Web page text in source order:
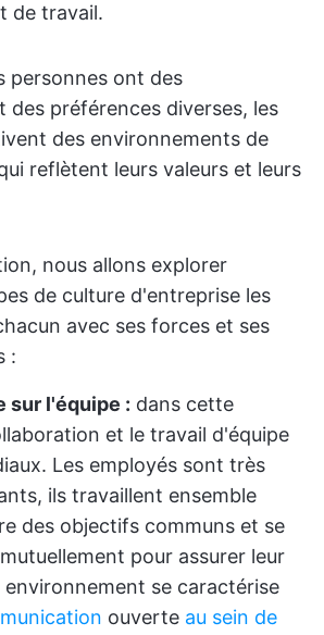
de travail.
personnes ont des
des préférences diverses, les
des environnements de
reflètent leurs valeurs et leurs
nous allons explorer
de culture d'entreprise les
avec ses forces et ses
:
sur l'équipe : dans cette
et le travail d'équipe
Les employés sont très
ils travaillent ensemble
des objectifs communs et se
pour assurer leur
environnement se caractérise
ouverte au sein de